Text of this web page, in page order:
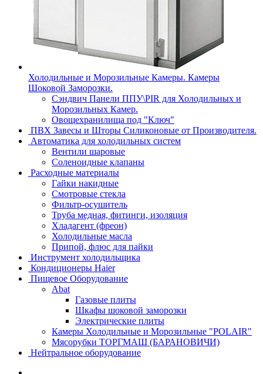
Холодильные и Морозильные Камеры. Камеры
Шоковой Заморозки.
Сэндвич Панели ППУ\PIR для Холодильных и
Морозильных Камер.
Овощехранилища под "Ключ"
ПВХ Завесы и Шторы Силиконовые от Производителя.
Автоматика для холодильных систем
Вентили шаровые
Соленоидные клапаны
Расходные материалы
Гайки накидные
Смотровые стекла
Фильтр-осушитель
Труба медная, фитинги, изоляция
Хладагент (фреон)
Холодильные масла
Припой, флюс для пайки
Инструмент холодильщика
Кондиционеры Haier
Пищевое Оборудование
Abat
Газовые плиты
Шкафы шоковой заморозки
Электрические плиты
Камеры Холодильные и Морозильные "POLAIR"
Мясорубки ТОРГМАШ (БАРАНОВИЧИ)
Нейтральное оборудование